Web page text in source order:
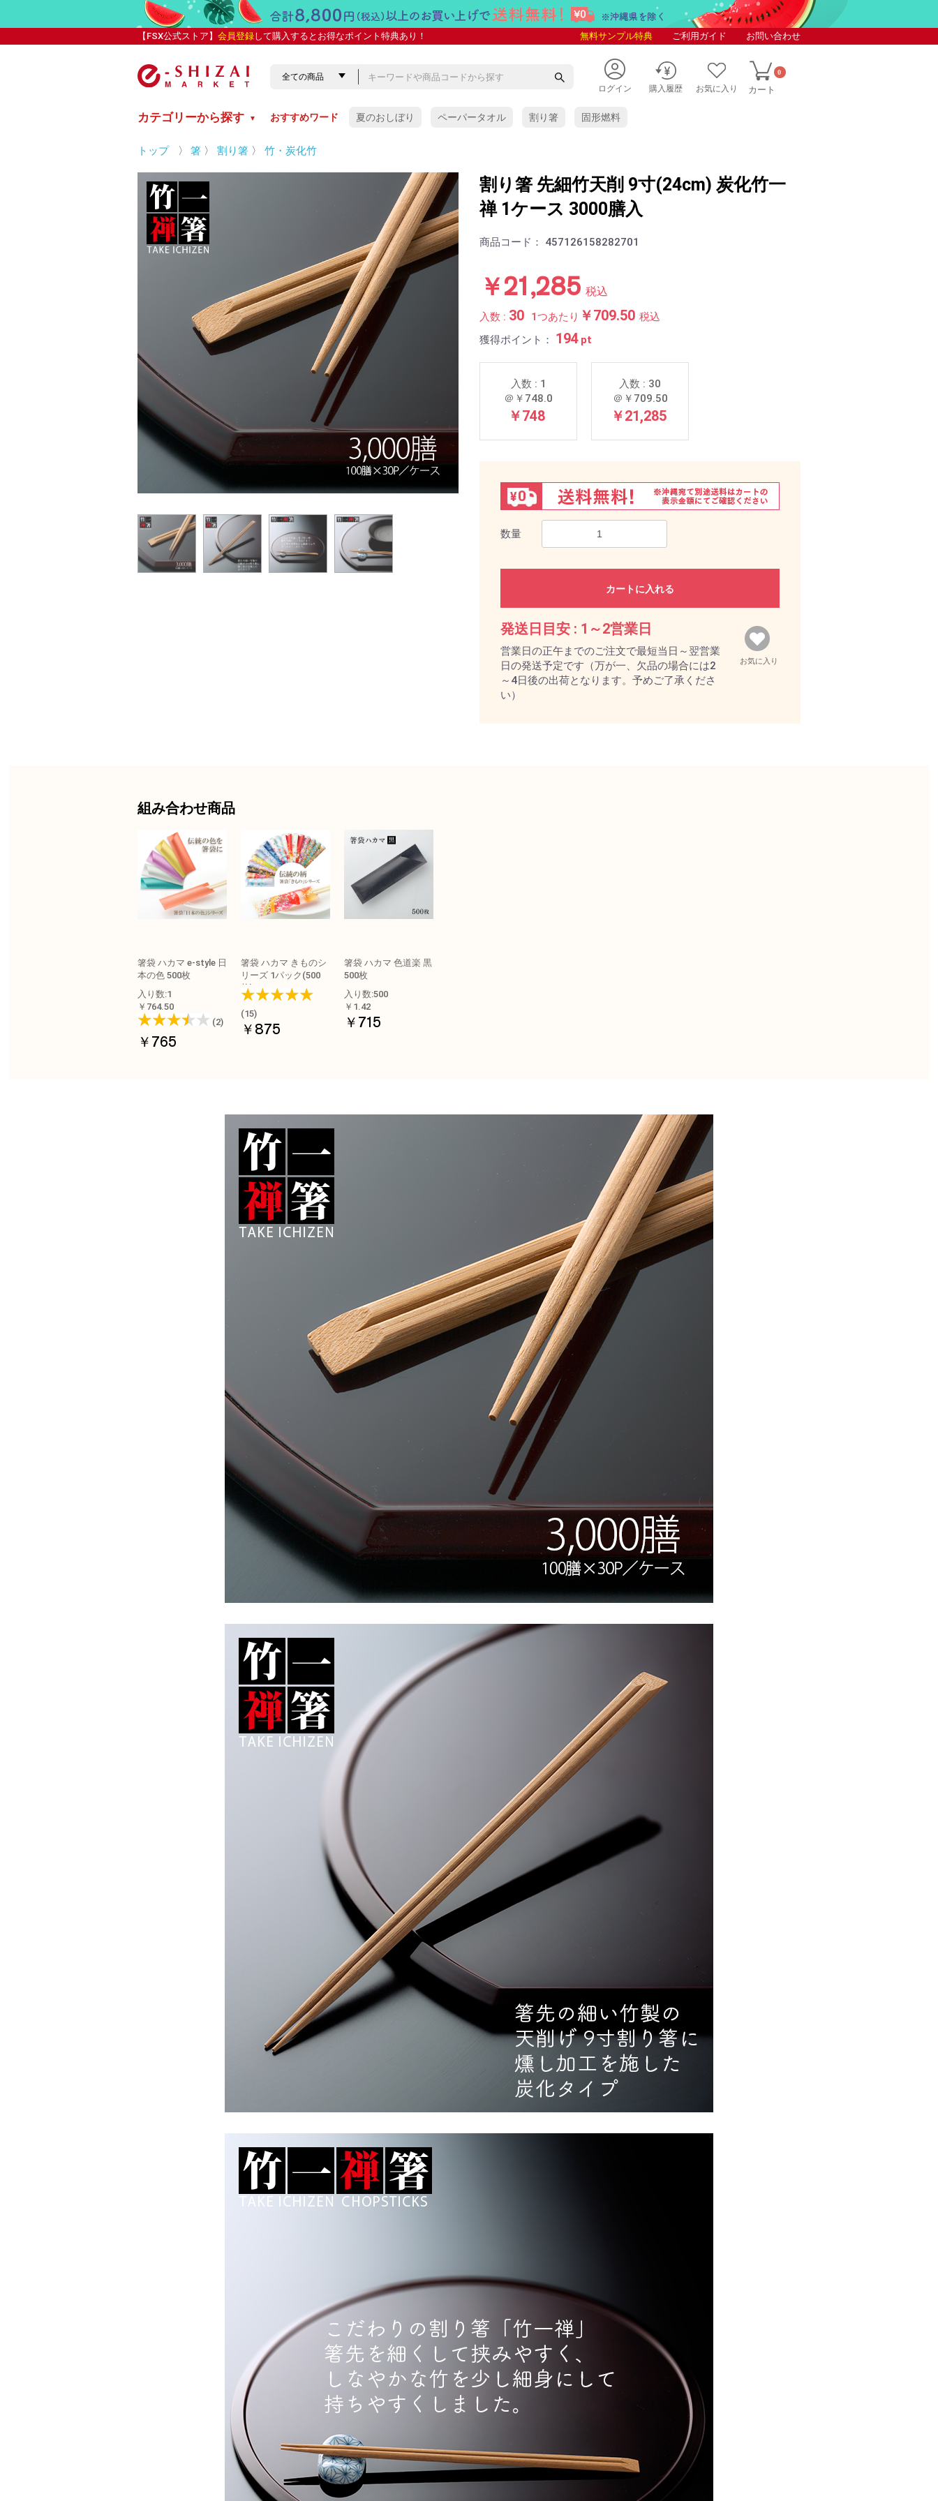
【FSX公式ストア】 会員登録して購入するとお得なポイント特典あり！ 無料サンプル特典 ご利用ガイド お問い合わせ
ログイン 購入履歴 お気に入り カート
0
カテゴリーから探す ▼ おすすめワード 夏のおしぼり ペーパータオル 割り箸 固形燃料
トップ 〉 箸 〉 割り箸 〉 竹・炭化竹
割り箸 先細竹天削 9寸(24cm) 炭化竹一
禅 1ケース 3000膳入
商品コード： 457126158282701
￥21,285 税込
入数 : 30 1つあたり ￥709.50 税込
獲得ポイント： 194 pt
入数 : 1
＠￥748.0
￥748
入数 : 30
＠￥709.50
￥21,285
数量
カートに入れる
お気に入り
発送日目安 : 1～2営業日
営業日の正午までのご注文で最短当日～翌営業
日の発送予定です（万が一、欠品の場合には2
～4日後の出荷となります。予めご了承くださ
い）
組み合わせ商品
箸袋 ハカマ e-style 日
本の色 500枚
入り数:1
￥764.50
(2)
￥765
箸袋 ハカマ きものシ
リーズ 1パック(500
枚)
(15)
￥875
箸袋 ハカマ 色道楽 黒
500枚
入り数:500
￥1.42
￥715